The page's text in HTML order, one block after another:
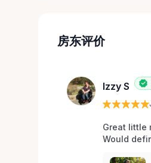
房东评价
Izzy S
Great little
Would